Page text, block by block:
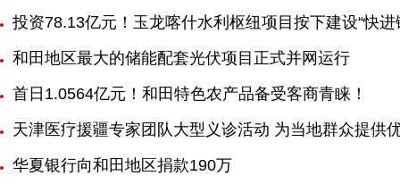
投资78.13亿元！玉龙喀什水利枢纽项目按下建设“快进
和田地区最大的储能配套光伏项目正式并网运行
首日1.0564亿元！和田特色农产品备受客商青睐！
天津医疗援疆专家团队大型义诊活动 为当地群众提供
华夏银行向和田地区捐款190万